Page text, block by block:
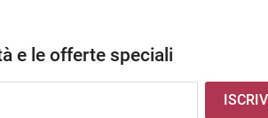
e le offerte speciali